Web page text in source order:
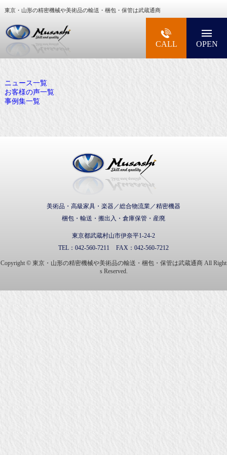
東京・山形の精密機械や美術品の輸送・梱包・保管は武蔵通商
大型精密機械・美術品・高級楽器の梱包・輸送
CALL OPEN
ニュース一覧
お客様の声一覧
事例集一覧
美術品・高級家具・楽器／総合物流業／精密機器
梱包・輸送・搬出入・倉庫保管・産廃
東京都武蔵村山市伊奈平1-24-2
TEL： 042-560-7211 FAX： 042-560-7212
Copyright © 東京・山形の精密機械や美術品の輸送・梱包・保管は武蔵通商 All Right
s Reserved.